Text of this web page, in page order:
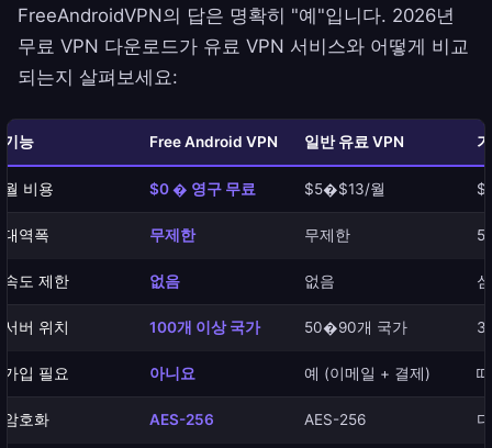
FreeAndroidVPN의 답은 명확히 "예"입니다. 2026년
무료 VPN 다운로드가 유료 VPN 서비스와 어떻게 비교
되는지 살펴보세요:
기능 Free Android VPN 일반 유료 VPN
월 비용 $0 � 영구 무료 $5�$13/월
대역폭 무제한 무제한
속도 제한 없음 없음
서버 위치 100개 이상 국가 50�90개 국가
가입 필요 아니요 예 (이메일 + 결제)
암호화 AES-256 AES-256